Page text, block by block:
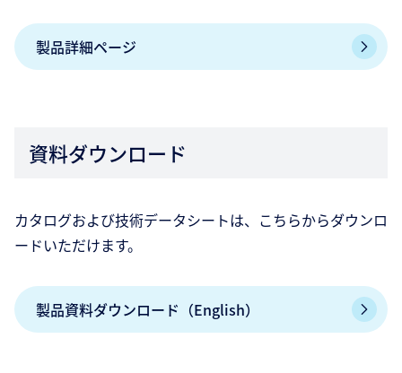
製品詳細ページ
資料ダウンロード
カタログおよび技術データシートは、こちらからダウンロ
ードいただけます。
製品資料ダウンロード（English）